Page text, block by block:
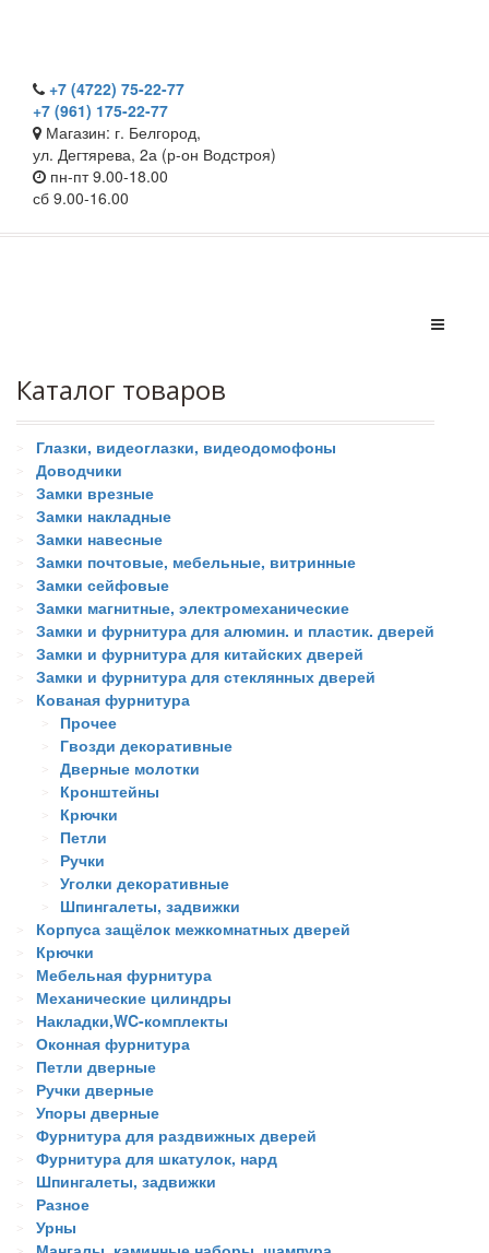
+7 (4722) 75-22-77
+7 (961) 175-22-77
Магазин: г. Белгород,
ул. Дегтярева, 2а (р-он Водстроя)
пн-пт 9.00-18.00
сб 9.00-16.00
Каталог товаров
Глазки, видеоглазки, видеодомофоны
Доводчики
Замки врезные
Замки накладные
Замки навесные
Замки почтовые, мебельные, витринные
Замки сейфовые
Замки магнитные, электромеханические
Замки и фурнитура для алюмин. и пластик. дверей
Замки и фурнитура для китайских дверей
Замки и фурнитура для стеклянных дверей
Кованая фурнитура
Прочее
Гвозди декоративные
Дверные молотки
Кронштейны
Крючки
Петли
Ручки
Уголки декоративные
Шпингалеты, задвижки
Корпуса защёлок межкомнатных дверей
Крючки
Мебельная фурнитура
Механические цилиндры
Накладки,WC-комплекты
Оконная фурнитура
Петли дверные
Ручки дверные
Упоры дверные
Фурнитура для раздвижных дверей
Фурнитура для шкатулок, нард
Шпингалеты, задвижки
Разное
Урны